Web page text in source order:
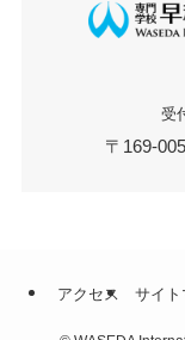
受
〒169-
アクセス サイ